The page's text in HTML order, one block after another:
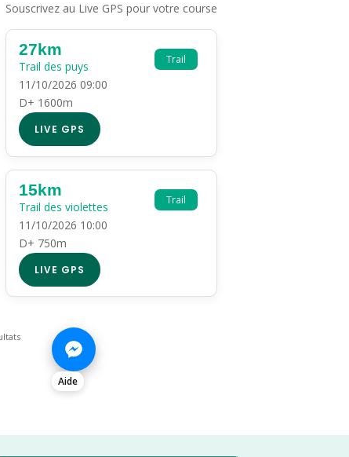
Souscrivez au Live GPS pour votre course
Trail
27km
Trail des puys
11/10/2026 09:00
D+ 1600m
LIVE GPS
Trail
15km
Trail des violettes
11/10/2026 10:00
D+ 750m
LIVE GPS
Aide